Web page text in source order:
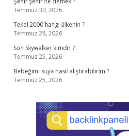
Temmuz 30, 2026
Tekel 2000 hangi ülkenin ?
Temmuz 28, 2026
Son Skywalker kimdir ?
Temmuz 25, 2026
Bebeğimi suya nasıl alıştırabilirim ?
Temmuz 25, 2026